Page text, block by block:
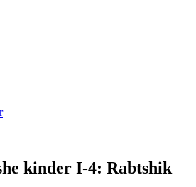
kinder I-4: Rabtshik